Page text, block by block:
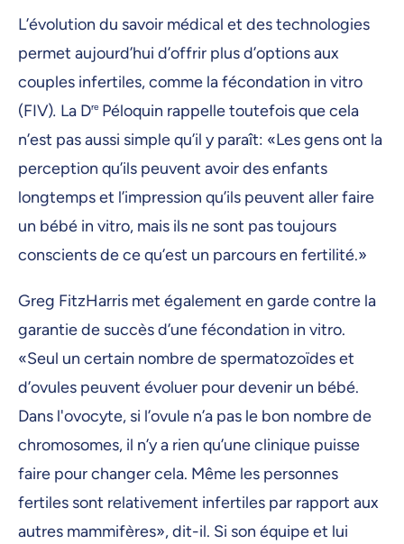
L’évolution du savoir médical et des technologies
permet aujourd’hui d’offrir plus d’options aux
couples infertiles, comme la fécondation in vitro
(FIV). La Dre Péloquin rappelle toutefois que cela
n’est pas aussi simple qu’il y paraît: «Les gens ont la
perception qu’ils peuvent avoir des enfants
longtemps et l’impression qu’ils peuvent aller faire
un bébé in vitro, mais ils ne sont pas toujours
conscients de ce qu’est un parcours en fertilité.»
Greg FitzHarris met également en garde contre la
garantie de succès d’une fécondation in vitro.
«Seul un certain nombre de spermatozoïdes et
d’ovules peuvent évoluer pour devenir un bébé.
Dans l'ovocyte, si l’ovule n’a pas le bon nombre de
chromosomes, il n’y a rien qu’une clinique puisse
faire pour changer cela. Même les personnes
fertiles sont relativement infertiles par rapport aux
autres mammifères», dit-il. Si son équipe et lui